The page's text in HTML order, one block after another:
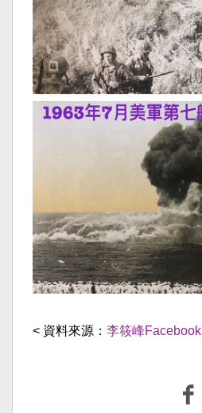
< 資料來源： 李筱峰Facebook